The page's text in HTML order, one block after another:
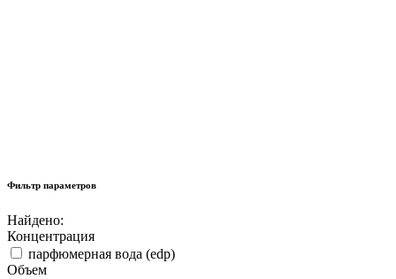
Фильтр параметров
Найдено:
Концентрация
парфюмерная вода (edp)
Объем